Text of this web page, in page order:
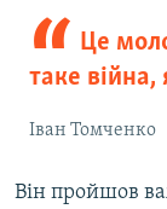
Це
таке війна,
Іван Томченко
Він пройшов